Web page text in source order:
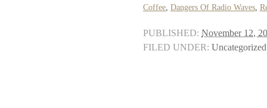
Coffee Dangers Of Radio Waves
PUBLISHED: November 12,
FILED UNDER: Uncategorized